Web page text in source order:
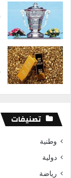
تصنيفات
وطنية
دولية
رياضة